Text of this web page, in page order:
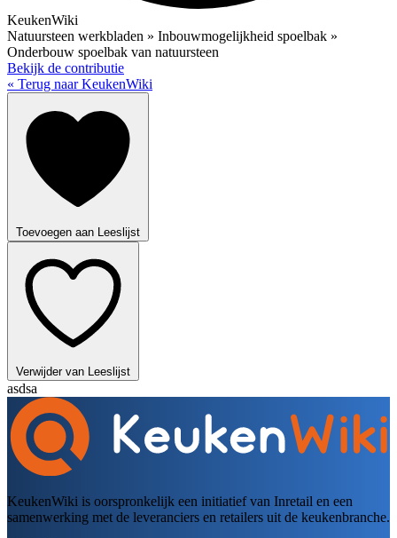
KeukenWiki
Natuursteen werkbladen » Inbouwmogelijkheid spoelbak »
Onderbouw spoelbak van natuursteen
Bekijk de contributie
« Terug naar KeukenWiki
Toevoegen aan Leeslijst
Verwijder van Leeslijst
asdsa
KeukenWiki is oorspronkelijk een initiatief van Inretail en een
samenwerking met de leveranciers en retailers uit de keukenbranche.